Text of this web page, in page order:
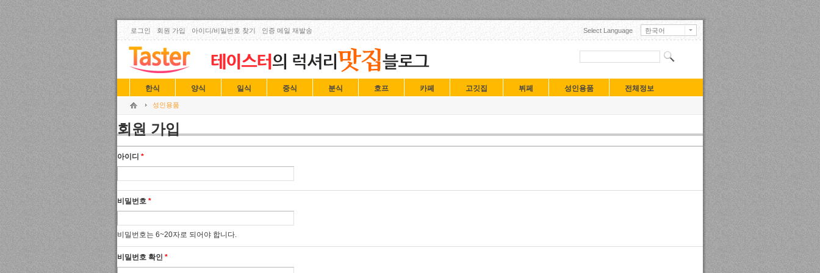
로그인 회원 가입 아이디/비밀번호 찾기 인증 메일 재발송 Select Language
한국어
English
日本語
中文(中国)
Français
Deutsch
한식 양식 일식 중식 분식 호프 카페 고깃집 뷔페 성인용품 전체정보
성인용품
회원 가입
아이디 *
비밀번호 *
비밀번호는 6~20자로 되어야 합니다.
비밀번호 확인 *